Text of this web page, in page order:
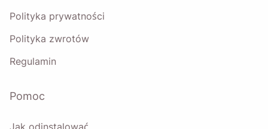
Polityka prywatności
Polityka zwrotów
Regulamin
Pomoc
Jak odinstalować